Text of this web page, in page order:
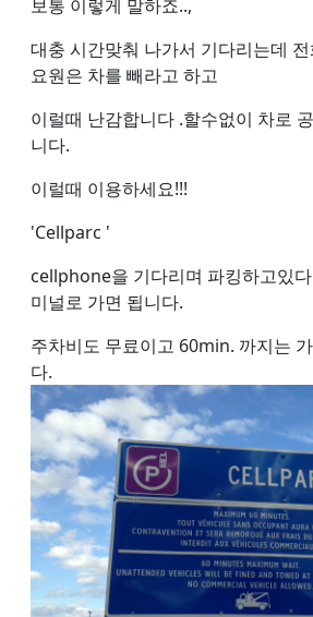
보통 이렇게 말하죠..,
대충 시간맞춰 나가서 기다리는데
요원은 차를 빼라고 하고
이럴때 난감합니다 .할수없이 차로
니다.
이럴때 이용하세요!!!
'Cellparc '
cellphone을 기다리며 파킹하고있
미널로 가면 됩니다.
주차비도 무료이고 60min. 까지는
다.